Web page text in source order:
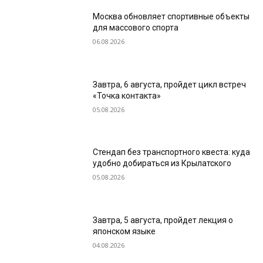
Москва обновляет спортивные объекты
для массового спорта
06.08.2026
Завтра, 6 августа, пройдет цикл встреч
«Точка контакта»
05.08.2026
Стендап без транспортного квеста: куда
удобно добираться из Крылатского
05.08.2026
Завтра, 5 августа, пройдет лекция о
японском языке
04.08.2026